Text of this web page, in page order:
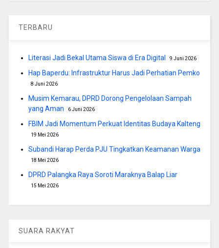
TERBARU
Literasi Jadi Bekal Utama Siswa di Era Digital 9 Juni 2026
Hap Baperdu: Infrastruktur Harus Jadi Perhatian Pemko
8 Juni 2026
Musim Kemarau, DPRD Dorong Pengelolaan Sampah
yang Aman
6 Juni 2026
FBIM Jadi Momentum Perkuat Identitas Budaya Kalteng
19 Mei 2026
Subandi Harap Perda PJU Tingkatkan Keamanan Warga
18 Mei 2026
DPRD Palangka Raya Soroti Maraknya Balap Liar
15 Mei 2026
SUARA RAKYAT